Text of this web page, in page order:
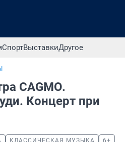
СпортВыставкиДругое
CAGMO.
Концерт при
КЛАССИЧЕСКАЯ МУЗЫКА 6+